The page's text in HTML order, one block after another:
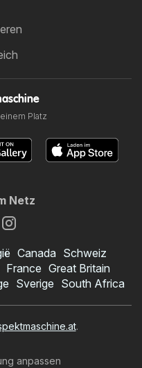
Platz
Netz
Canada Schweiz
France Great Britain
Sverige South Africa
.
anpassen